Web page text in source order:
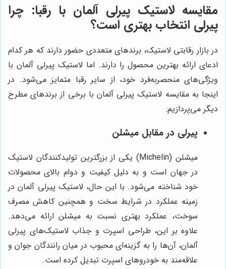
مقایسه لاستیک پیرلی آلمان با رقبا: چرا
پیرلی انتخاب بهتری است؟
در بازار رقابتی لاستیک، برندهای متعددی حضور دارند که هر کدام
ادعای ارائه بهترین محصول را دارند. اما لاستیک پیرلی آلمان با
ویژگی‌های منحصربه‌فرد خود، از سایر رقبا متمایز می‌شود. در
اینجا به مقایسه لاستیک پیرلی آلمان با برخی از برندهای مطرح
دیگر می‌پردازیم:
پیرلی در مقابل میشلن
میشلن (Michelin) یکی از بزرگترین تولیدکنندگان لاستیک
در جهان است و به دلیل کیفیت و دوام بالای محصولات
خود شناخته می‌شود. با این حال، لاستیک پیرلی آلمان در
زمینه عملکرد در شرایط سخت و همچنین کاهش مصرف
سوخت، عملکرد بهتری نسبت به میشلن ارائه می‌دهد.
علاوه بر این، طراحی اسپرت و جذاب لاستیک‌های پیرلی
آلمان، آن‌ها را به گزینه‌ای محبوب در میان رانندگان جوان و
علاقه‌مند به خودروهای اسپرت تبدیل کرده است.